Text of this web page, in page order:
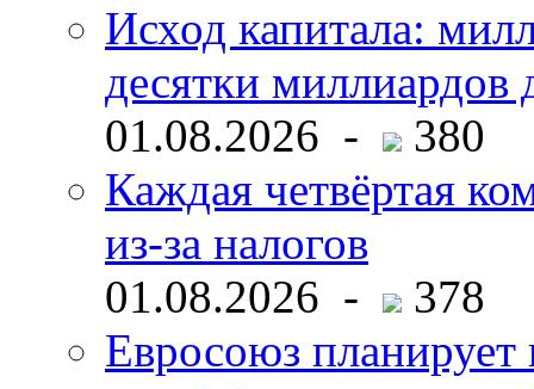
Исход капитала:
десятки миллиардов
01.08.2026 -
380
Каждая четвёртая
из-за налогов
01.08.2026 -
378
Евросоюз планирует